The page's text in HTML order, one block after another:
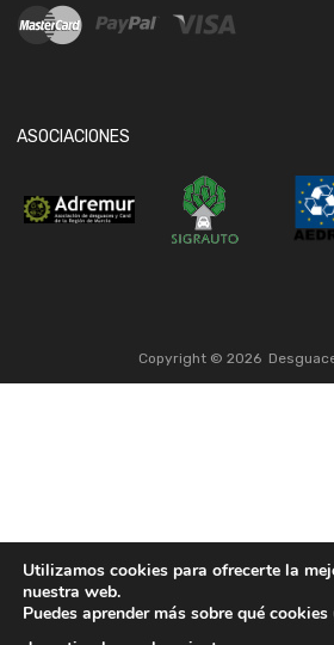
ASOCIACIONES
Copyright © 2026
Utilizamos cookies para ofrecerte la
nuestra web.
Puedes aprender más sobre qué